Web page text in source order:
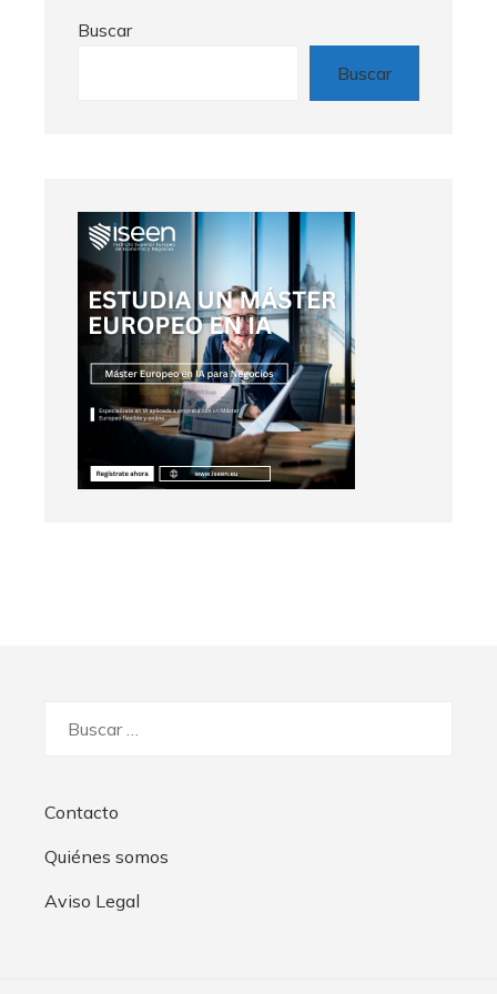
Buscar
Buscar
Contacto
Quiénes somos
Aviso Legal